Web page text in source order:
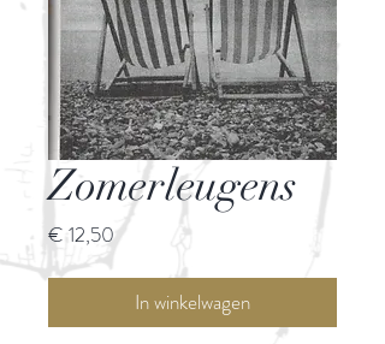
Zomerleugens
€ 12,50Prijs
In winkelwagen